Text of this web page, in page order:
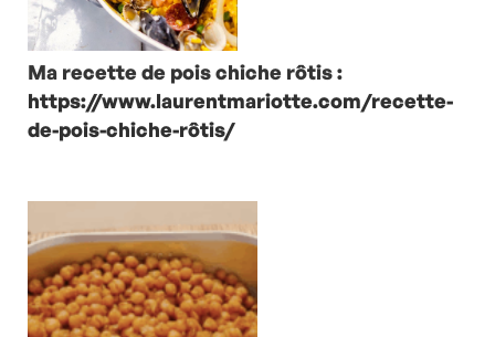
Ma recette de pois chiche rôtis :
https://www.laurentmariotte.com/recette-
de-pois-chiche-rôtis/